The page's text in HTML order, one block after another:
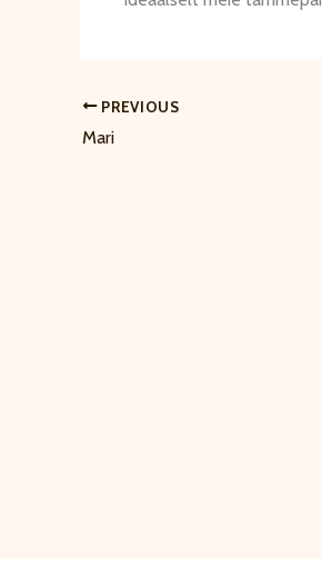
PREVIOUS
Mari